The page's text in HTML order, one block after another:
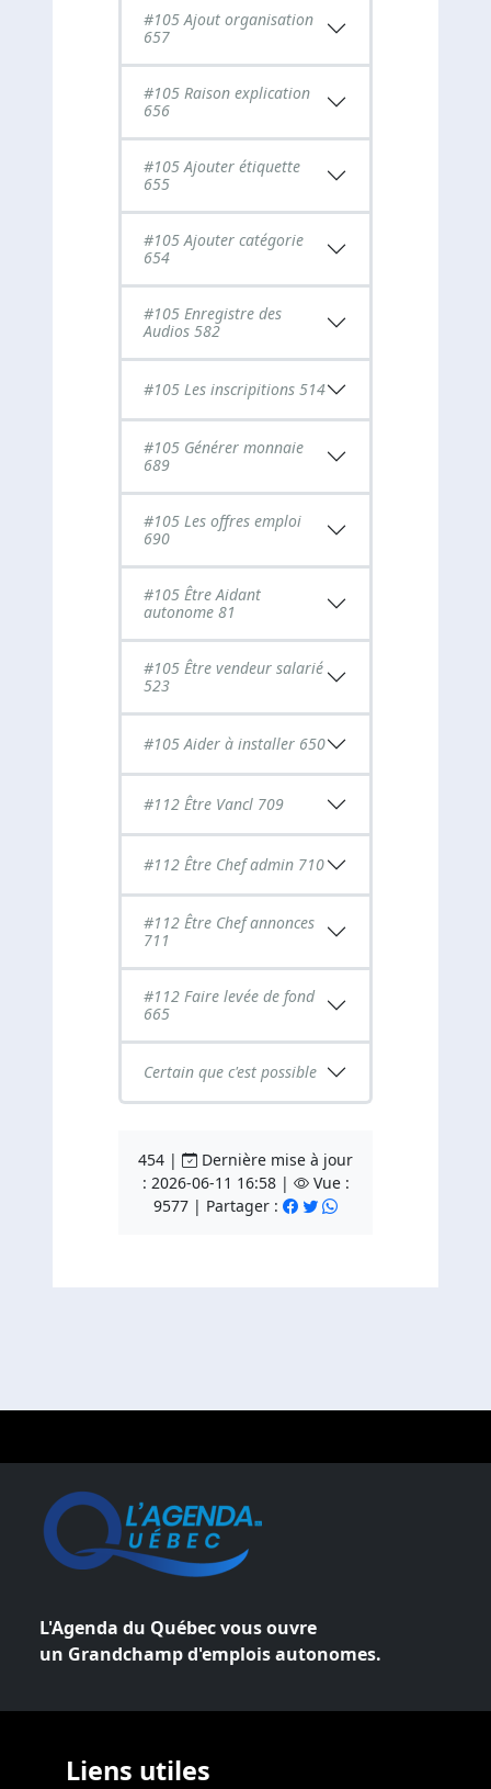
#105 Ajout organisation
657
#105 Raison explication
656
#105 Ajouter étiquette
655
#105 Ajouter catégorie
654
#105 Enregistre des
Audios 582
#105 Les inscripitions 514
#105 Générer monnaie
689
#105 Les offres emploi
690
#105 Être Aidant
autonome 81
#105 Être vendeur salarié
523
#105 Aider à installer 650
#112 Être Vancl 709
#112 Être Chef admin 710
#112 Être Chef annonces
711
#112 Faire levée de fond
665
Certain que c'est possible
454 |
Dernière mise à jour
: 2026-06-11 16:58 |
Vue :
9577 | Partager :
L'Agenda du Québec vous ouvre
un Grandchamp d'emplois autonomes.
Liens utiles